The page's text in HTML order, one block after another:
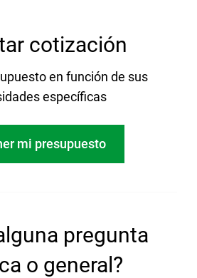
cotización
en función de sus
específicas
mi presupuesto
pregunta
o general?